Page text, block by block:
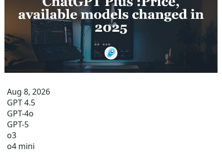
Aug 8, 2026
GPT 4.5
GPT-4o
GPT-5
o3
o4 mini